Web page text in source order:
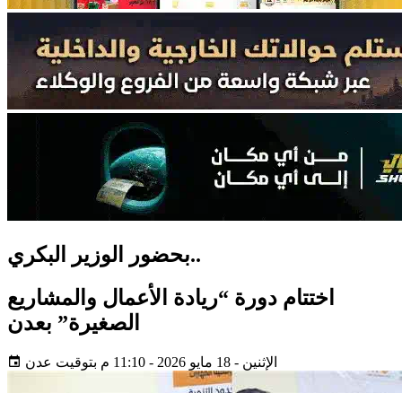
بحضور الوزير البكري..
اختتام دورة “ريادة الأعمال والمشاريع
الصغيرة” بعدن
الإثنين - 18 مايو 2026 - 11:10 م بتوقيت عدن